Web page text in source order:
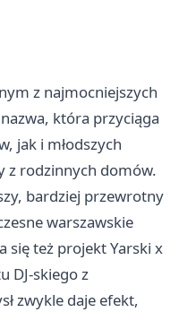
z najmocniejszych
która przyciąga
jak i młodszych
z rodzinnych domów.
bardziej przewrotny
warszawskie
się też projekt Yarski x
DJ-skiego z
zwykle daje efekt,